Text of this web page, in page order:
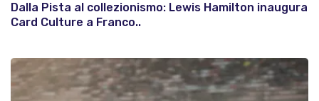
Dalla Pista al collezionismo: Lewis Hamilton inaugura
Card Culture a Franco..